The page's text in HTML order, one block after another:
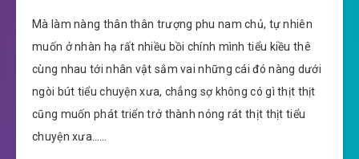
Mà làm nàng thân thân trượng phu nam chủ, tự nhiên
muốn ở nhàn hạ rất nhiều bồi chính mình tiểu kiều thê
cùng nhau tới nhân vật sắm vai những cái đó nàng dưới
ngòi bút tiểu chuyện xưa, chẳng sợ không có gì thịt thịt
cũng muốn phát triển trở thành nóng rát thịt thịt tiểu
chuyện xưa……